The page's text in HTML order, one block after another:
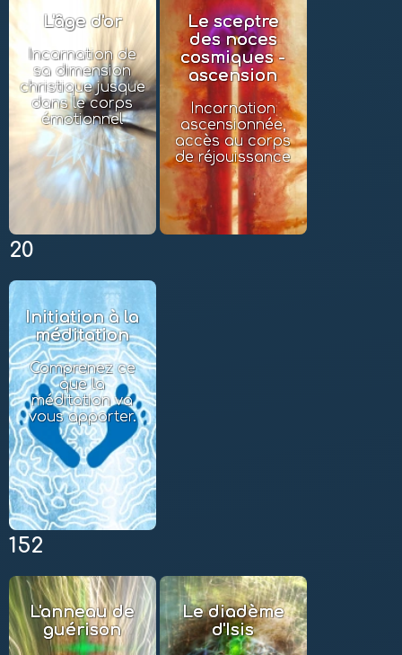
L'âge d'or
Incarnation de
sa dimension
christique jusque
dans le corps
émotionnel
Le sceptre
des noces
cosmiques -
ascension
Incarnation
ascensionnée,
accès au corps
de réjouissance
20
Initiation à la
méditation
Comprenez ce
que la
méditation va
vous apporter.
152
L'anneau de
guérison
Le diadème
d'Isis